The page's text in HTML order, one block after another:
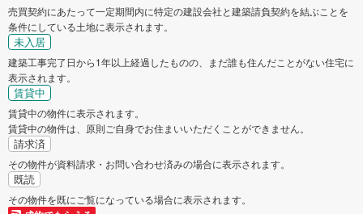
売買契約にあたって一定期間内に特定の建設会社と建築請負契約を結ぶことを
条件にしている土地に表示されます。
未入居
建築工事完了日から1年以上経過したものの、まだ誰も住んだことがない住宅に
表示されます。
賃貸中
賃貸中の物件に表示されます。
賃貸中の物件は、原則ご自身でお住まいいただくことができません。
請求済
その物件が資料請求・お問い合わせ済みの場合に表示されます。
既読
その物件を既にご覧になっている場合に表示されます。